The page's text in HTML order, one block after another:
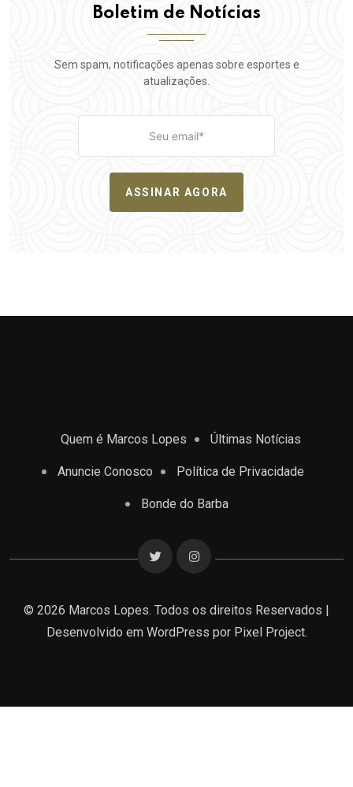
Boletim de Notícias
Sem spam, notificações apenas sobre esportes e
atualizações.
ASSINAR AGORA
Quem é Marcos Lopes Últimas Notícias
Anuncie Conosco Política de Privacidade
Bonde do Barba
© 2026 Marcos Lopes. Todos os direitos Reservados |
Desenvolvido em WordPress por Pixel Project.